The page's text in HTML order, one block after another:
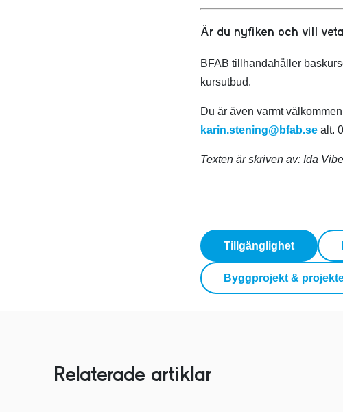
Är du nyfiken och vill
BFAB tillhandahåller
kursutbud.
Du är även varmt
karin.stening@bfab.sealt.
Texten är skriven av: Ida
Tillgänglighet
Byggprojekt &
Relaterade artiklar